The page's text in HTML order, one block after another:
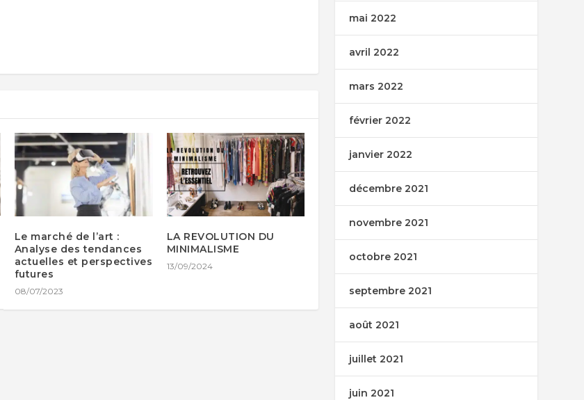
Le marché de l’art :
Analyse des tendances
actuelles et perspectives
futures
08/07/2023
LA REVOLUTION DU
MINIMALISME
13/09/2024
mai 2022
avril 2022
mars 2022
février 2022
janvier 2022
décembre 2021
novembre 2021
octobre 2021
septembre 2021
août 2021
juillet 2021
juin 2021